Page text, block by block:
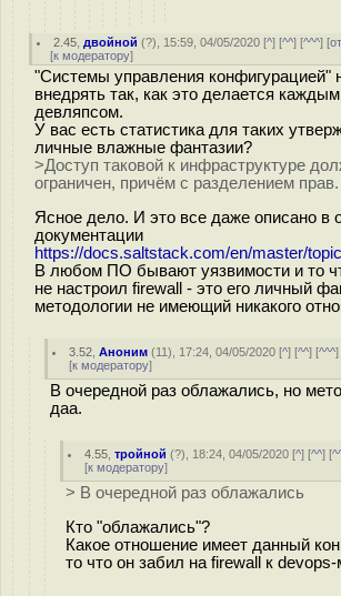
2.45 двойной (?), 15:59, 04/05/2020 [^] [^^] [^^^] [
[к модератору]
"Системы управления конфигурацией"
внедрять так, как это делается
девляпсом.
У вас есть статистика для таких
личные влажные фантазии?
>Доступ таковой к инфраструктуре
ограничен, причём с разделением прав.
Ясное дело. И это все даже описано в
документации
https://docs.saltstack.com/en/master/
В любом ПО бывают уязвимости и то
не настроил firewall - это его личный
методологии не имеющий никакого
3.52 ,Аноним (11), 17:24, 04/05/2020 [^] [^^] [^^^]
[к модератору]
В очередной раз облажались, но
даа.
4.55 ,тройной (?), 18:24, 04/05/2020 [^] [^^] [
[к модератору]
> В очередной раз облажались
Кто "облажались"?
Какое отношение имеет данный
то что он забил на firewall к